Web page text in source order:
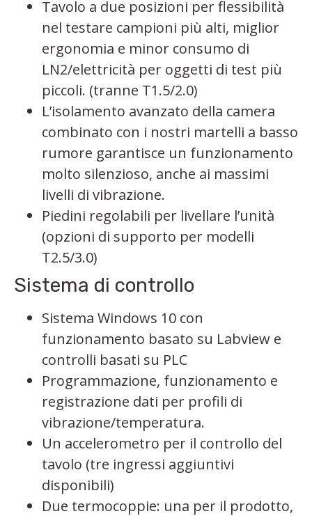
Tavolo a due posizioni per flessibilità
nel testare campioni più alti, miglior
ergonomia e minor consumo di
LN2/elettricità per oggetti di test più
piccoli. (tranne T1.5/2.0)
L’isolamento avanzato della camera
combinato con i nostri martelli a basso
rumore garantisce un funzionamento
molto silenzioso, anche ai massimi
livelli di vibrazione.
Piedini regolabili per livellare l’unità
(opzioni di supporto per modelli
T2.5/3.0)
Sistema di controllo
Sistema Windows 10 con
funzionamento basato su Labview e
controlli basati su PLC
Programmazione, funzionamento e
registrazione dati per profili di
vibrazione/temperatura.
Un accelerometro per il controllo del
tavolo (tre ingressi aggiuntivi
disponibili)
Due termocoppie: una per il prodotto,